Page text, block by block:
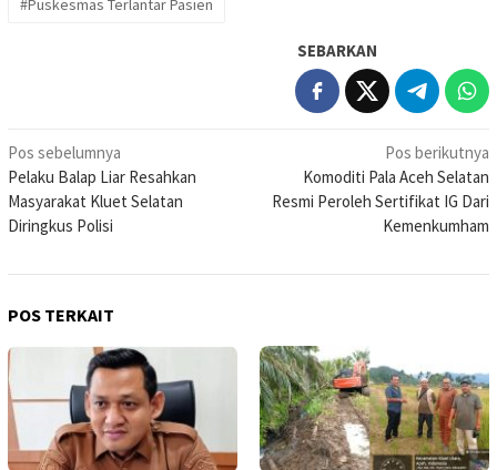
SEBARKAN
Navigasi
pos
Pos sebelumnya
Pelaku Balap Liar Resahkan
Masyarakat Kluet Selatan
Diringkus Polisi
Pos berikutnya
Komoditi Pala Aceh Selatan
Resmi Peroleh Sertifikat IG Dari
Kemenkumham
POS TERKAIT